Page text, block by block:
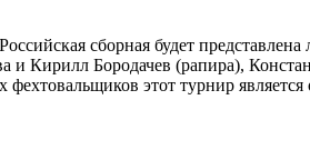
сборная будет
и Кирилл Бородачев (рапира),
этот турнир